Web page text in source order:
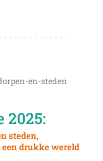
2025:
steden,
drukke wereld